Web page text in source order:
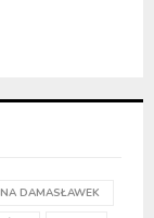
DAMASŁAWEK